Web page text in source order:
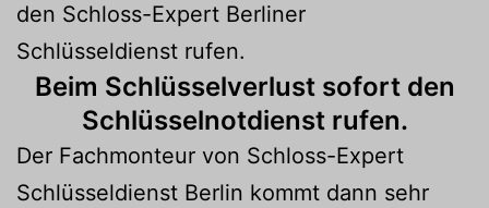
den Schloss-Expert Berliner
Schlüsseldienst rufen.
Beim Schlüsselverlust sofort den
Schlüsselnotdienst rufen.
Der Fachmonteur von Schloss-Expert
Schlüsseldienst Berlin kommt dann sehr